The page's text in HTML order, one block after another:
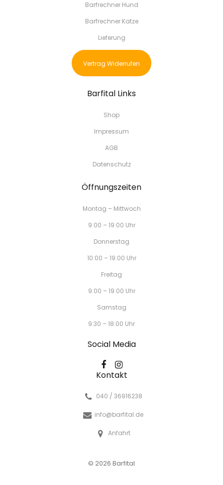
Barfrechner Hund
Barfrechner Katze
Lieferung
Vertrag Widerrufen
Barfital Links
Shop
Impressum
AGB
Datenschutz
Öffnungszeiten
Montag – Mittwoch
9:00 – 19:00 Uhr
Donnerstag
10:00 – 19:00 Uhr
Freitag
9:00 – 19:00 Uhr
Samstag
9:30 – 18:00 Uhr
Social Media
Kontakt
040 / 36916238
info@barfital.de
Anfahrt
© 2026 Barfital